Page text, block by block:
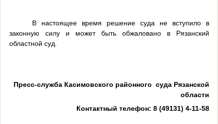
В настоящее время решение суда не вступило в
законную силу и может быть обжаловано в Рязанский
областной суд.
Пресс-служба Касимовского районного суда Рязанской
области
Контактный телефон: 8 (49131) 4-11-58